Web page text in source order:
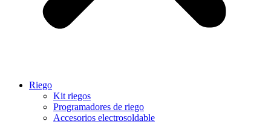
Riego
Kit riegos
Programadores de riego
Accesorios electrosoldable